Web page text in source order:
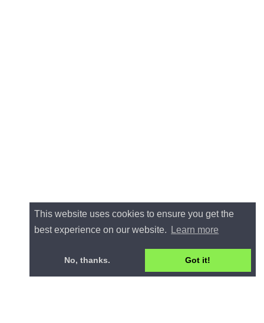
This website uses cookies to ensure you get the
best experience on our website.
Learn more
No, thanks. Got it!